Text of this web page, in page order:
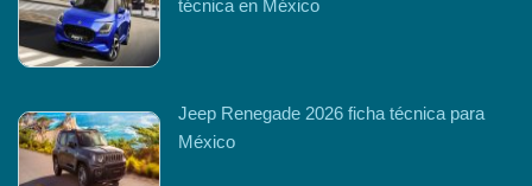
técnica en México
Jeep Renegade 2026 ficha técnica para
México